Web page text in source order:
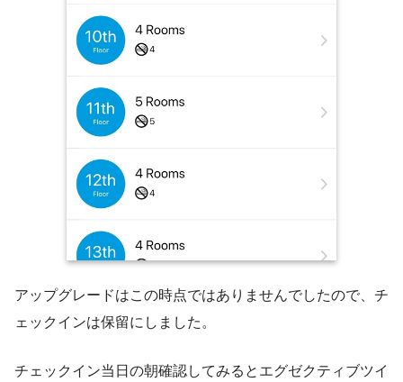
アップグレードはこの時点ではありませんでしたので、チ
ェックインは保留にしました。
チェックイン当日の朝確認してみるとエグゼクティブツイ